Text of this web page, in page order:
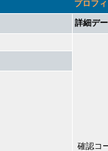
プロフ
詳細デ
確認コ